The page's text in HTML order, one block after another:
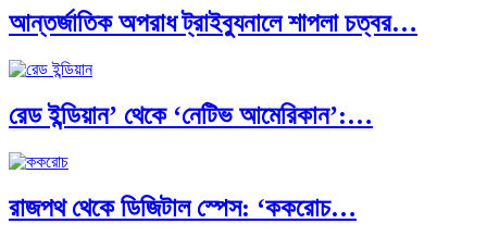
ক্রূরতা ও ধ্বংসের মহাকাব্য: পৃথিবীর…
ব্রাজিল ও আর্জেন্টিনার কালো অধ্যায়:…
পূর্ব ইউরোপ বনাম তুরস্ক: শত…
আন্তর্জাতিক অপরাধ ট্রাইব্যুনালে শাপলা চত্বর…
রেড ইন্ডিয়ান’ থেকে ‘নেটিভ আমেরিকান’:…
রাজপথ থেকে ডিজিটাল স্পেস: ‘ককরোচ…